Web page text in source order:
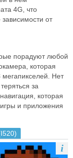
4G, что
зависимости от
порадуют любой
которая
Нет
за
которая
и приложения
i